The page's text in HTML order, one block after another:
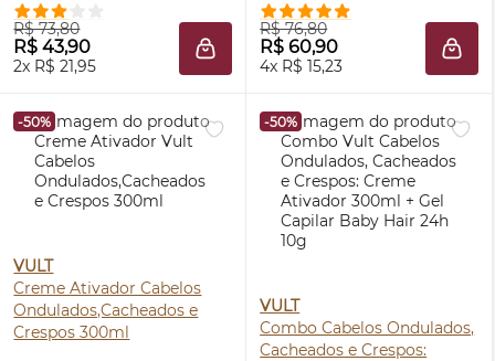
R$ 73,80
R$ 43,90
2x R$ 21,95 ADICIONAR À SACOLA
R$ 76,80
R$ 60,90
4x R$ 15,23
-50%
VULT
Creme Ativador Cabelos
Ondulados,Cacheados e
Crespos 300ml
-50%
VULT
Combo Cabelos Ondulados,
Cacheados e Crespos: